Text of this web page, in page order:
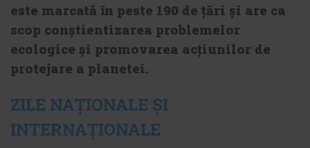
este marcată în peste 190 de țări și are ca
scop conștientizarea problemelor
ecologice și promovarea acțiunilor de
protejare a planetei.
ZILE NAȚIONALE ȘI
INTERNAȚIONALE